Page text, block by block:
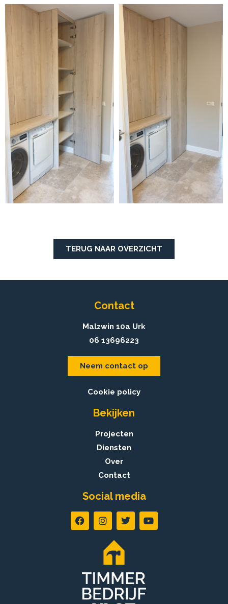
TERUG NAAR OVERZICHT
Contact
Malzwin 10a Urk
06 13696223
Neem contact op
Cookie policy
Bekijken
Projecten
Diensten
Over
Contact
Social media